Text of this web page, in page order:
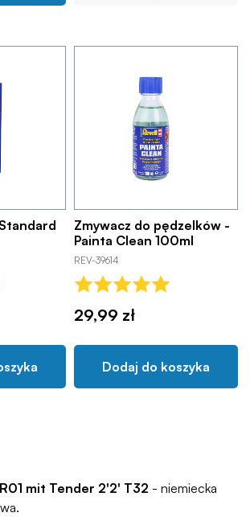
Zmywacz do pędzelków -
Painta Clean 100ml
REV-39614
29,99 zł
Dodaj do koszyka
mit Tender 2'2' T32 - niemiecka